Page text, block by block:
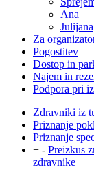
Ana
Julijana
Za
Pogostitev
Dostop in
Najem in
Podpora pri
Zdravniki iz
Priznanje
Priznanje
+ - Preizkus
zdravnike